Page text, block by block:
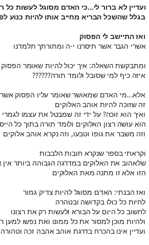
ועדיין לא ברור לי...כי האדם מסוגל לעשות כל
בגלל שהשכל הבריא מחייב אותו להיות כנוע
ואז התיישב לי הפסוק
אשרי הגבר אשר תיסרנו י-ה ומתורתך תלמדנו
ומתבקשת השאלה: איך יכול להיות שאומר הפסוק
איזה כיף למי שסובל ולומד תורה??????
אלא...מי האדם שמאושר שאומר עליו הפסוק
זה שזוכה להיות אוהב האלוקים
ואיך הוא זוכה? על ידי זה שמבטל את עצמו לגמרי
הוא עושה רצון האלוקים ולומד תורה בתוך כל
וזה משבר את גופו וטבעו, וזה נקרא אוהב אלוקים
וקראתי בספר שנקרא חובות הלבבות
שלאהוב את האלוקים במדרגה הגבוהה ביותר אין
הזו אלא זו מתנה מאת האלוקים
ואז הבנתי: האדם מסוגל להיות צדיק גמור
לחיות כל כולו בקדושה ובטהרה
לחשוב כל היום על הבורא ולעשות רק את רצונו
ולהיות מוכן למסור את כל ממונו ואת נפשו למען
ועדיין אינו בהכרח בדרגת אוהב אהבה זכה וטהורה